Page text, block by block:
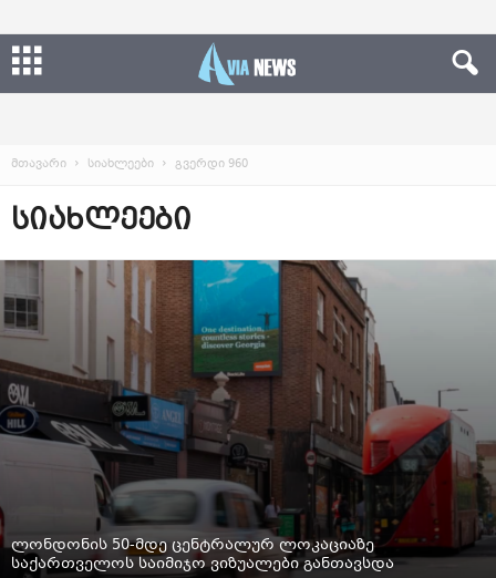
მთავარი სიახლეები გვერდი 960
ᲡᲘᲐᲮᲚᲔᲔᲑᲘ
ლონდონის 50-მდე ცენტრალურ ლოკაციაზე
საქართველოს საიმიჯო ვიზუალები განთავსდა